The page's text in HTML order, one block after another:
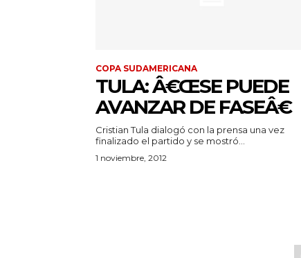
COPA SUDAMERICANA
TULA: Â€ŒSE PUEDE
AVANZAR DE FASEÂ€
Cristian Tula dialogó con la prensa una vez
finalizado el partido y se mostró...
1 noviembre, 2012